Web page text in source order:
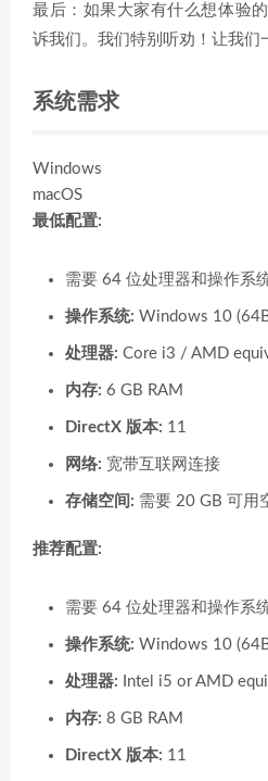
最后：如果大家有什么想体验
诉我们。我们特别听劝！让我们
系统需求
Windows
macOS
最低配置:
需要 64 位处理器和操作系
操作系统: Windows 10
处理器: Core i3 / AMD
内存: 6 GB RAM
DirectX 版本: 11
网络: 宽带互联网连接
存储空间: 需要 20 GB 可用
推荐配置:
需要 64 位处理器和操作系
操作系统: Windows 10
处理器: Intel i5 or AMD
内存: 8 GB RAM
DirectX 版本: 11